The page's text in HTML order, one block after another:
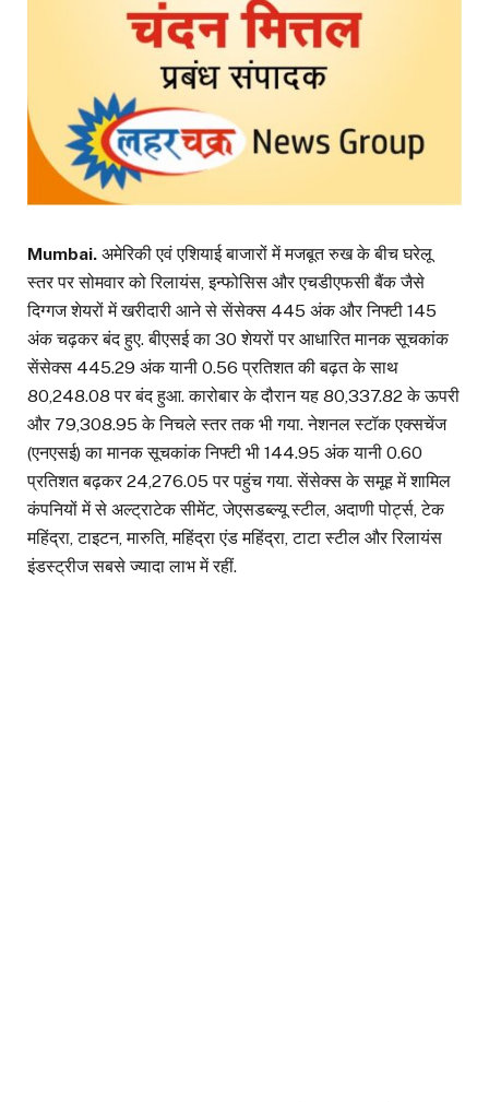
Mumbai. अमेरिकी एवं एशियाई बाजारों में मजबूत रुख के बीच घरेलू
स्तर पर सोमवार को रिलायंस, इन्फोसिस और एचडीएफसी बैंक जैसे
दिग्गज शेयरों में खरीदारी आने से सेंसेक्स 445 अंक और निफ्टी 145
अंक चढ़कर बंद हुए. बीएसई का 30 शेयरों पर आधारित मानक सूचकांक
सेंसेक्स 445.29 अंक यानी 0.56 प्रतिशत की बढ़त के साथ
80,248.08 पर बंद हुआ. कारोबार के दौरान यह 80,337.82 के ऊपरी
और 79,308.95 के निचले स्तर तक भी गया. नेशनल स्टॉक एक्सचेंज
(एनएसई) का मानक सूचकांक निफ्टी भी 144.95 अंक यानी 0.60
प्रतिशत बढ़कर 24,276.05 पर पहुंच गया. सेंसेक्स के समूह में शामिल
कंपनियों में से अल्ट्राटेक सीमेंट, जेएसडब्ल्यू स्टील, अदाणी पोर्ट्स, टेक
महिंद्रा, टाइटन, मारुति, महिंद्रा एंड महिंद्रा, टाटा स्टील और रिलायंस
इंडस्ट्रीज सबसे ज्यादा लाभ में रहीं.